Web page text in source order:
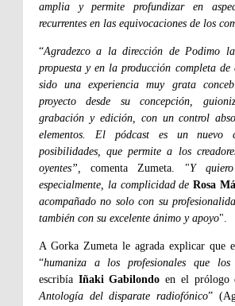
amplia y permite profundizar en
recurrentes en las equivocaciones de los
“Agradezco a la dirección de Podimo
propuesta y en la producción completa
sido una experiencia muy grata
proyecto desde su concepción,
grabación y edición, con un control
elementos. El pódcast es un nuevo
posibilidades, que permite a los
oyentes”,comenta Zumeta. "Y
especialmente, la complicidad de Rosa
acompañado no solo con su
también con su excelente ánimo y apoyo".
A Gorka Zumeta le agrada explicar que
“humaniza a los profesionales que los
escribía Iñaki Gabilondo en el prólogo
Antología del disparate radiofónico”